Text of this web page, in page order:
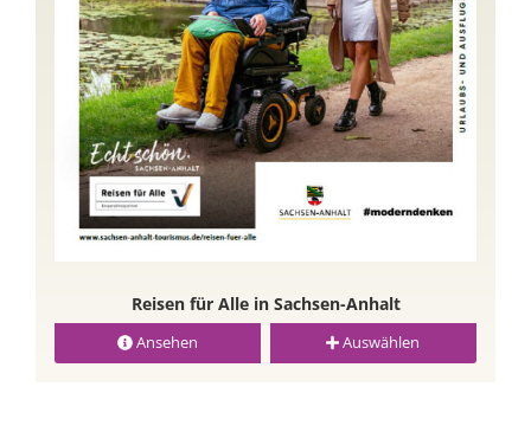
Reisen für Alle in Sachsen-Anhalt
Ansehen Auswählen